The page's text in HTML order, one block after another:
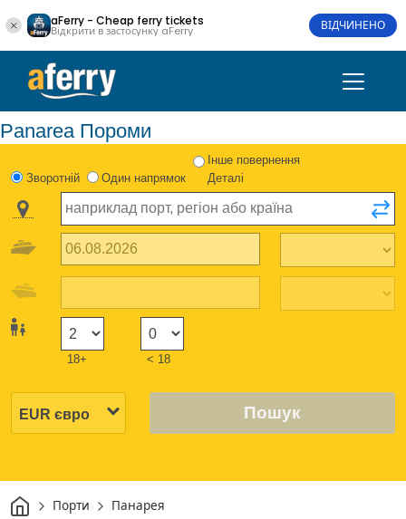
aFerry - Cheap ferry tickets
Відкрити в застосунку aFerry ВІДЧИНЕНО
Panarea Пороми
Зворотній Один напрямок
Інше повернення
Деталі
18+ < 18
Пошук
Дім Порти Панарея